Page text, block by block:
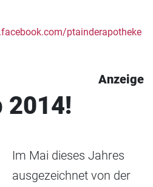
ptainderapotheke
Anzeige
2014!
Im Mai dieses Jahres
ausgezeichnet von der